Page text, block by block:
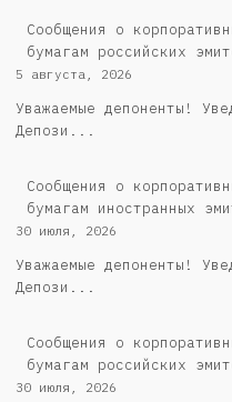
Cообщения о
бумагам российских
5 августа, 2026
Уважаемые депоненты!
Депози...
Сообщения о
бумагам иностранных
30 июля, 2026
Уважаемые депоненты!
Депози...
Cообщения о
бумагам российских
30 июля, 2026